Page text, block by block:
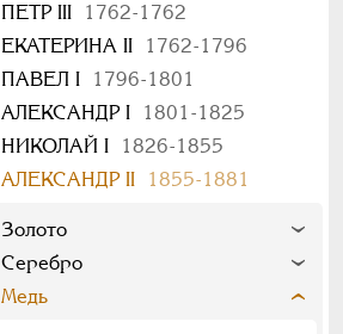
ПЕТР III
1762-1762
ЕКАТЕРИНА II
1762-1796
ПАВЕЛ I
1796-1801
АЛЕКСАНДР I
1801-1825
НИКОЛАЙ I
1826-1855
АЛЕКСАНДР II
1855-1881
Золото
Серебро
Медь